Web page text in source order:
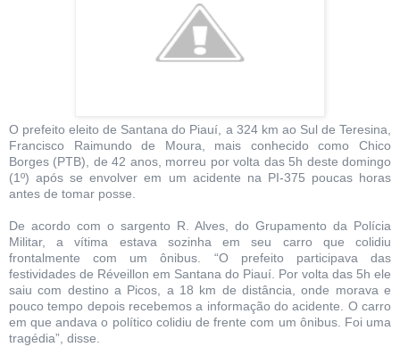
O prefeito eleito de Santana do Piauí, a 324 km ao Sul de Teresina,
Francisco Raimundo de Moura, mais conhecido como Chico
Borges (PTB), de 42 anos, morreu por volta das 5h deste domingo
(1º) após se envolver em um acidente na PI-375 poucas horas
antes de tomar posse.
De acordo com o sargento R. Alves, do Grupamento da Polícia
Militar, a vítima estava sozinha em seu carro que colidiu
frontalmente com um ônibus. “O prefeito participava das
festividades de Réveillon em Santana do Piauí. Por volta das 5h ele
saiu com destino a Picos, a 18 km de distância, onde morava e
pouco tempo depois recebemos a informação do acidente. O carro
em que andava o político colidiu de frente com um ônibus. Foi uma
tragédia”, disse.